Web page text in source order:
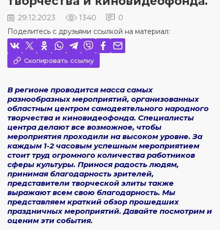
29.12.2023 1340 0
Поделитесь с друзьями ссылкой на материал:
Скопировать ссылку
В регионе проводится масса самых
разнообразных мероприятий, организованных
областным центром самодеятельного народного
творчества и киновидеофонда. Специалисты
центра делают все возможное, чтобы
мероприятия проходили на высоком уровне. За
каждым 1-2 часовым успешным мероприятием
стоит труд огромного количества работников
сферы культуры. Принося радость людям,
принимая благодарность зрителей,
представители творческой элиты также
выражают всем свою благодарность. Мы
представляем краткий обзор прошедших
праздничных мероприятий. Давайте посмотрим и
оценим эти события.